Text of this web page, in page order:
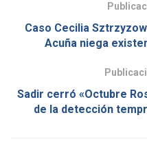
Caso Cecilia
Acuña niega
Sadir cerró «Octubre
de la detección